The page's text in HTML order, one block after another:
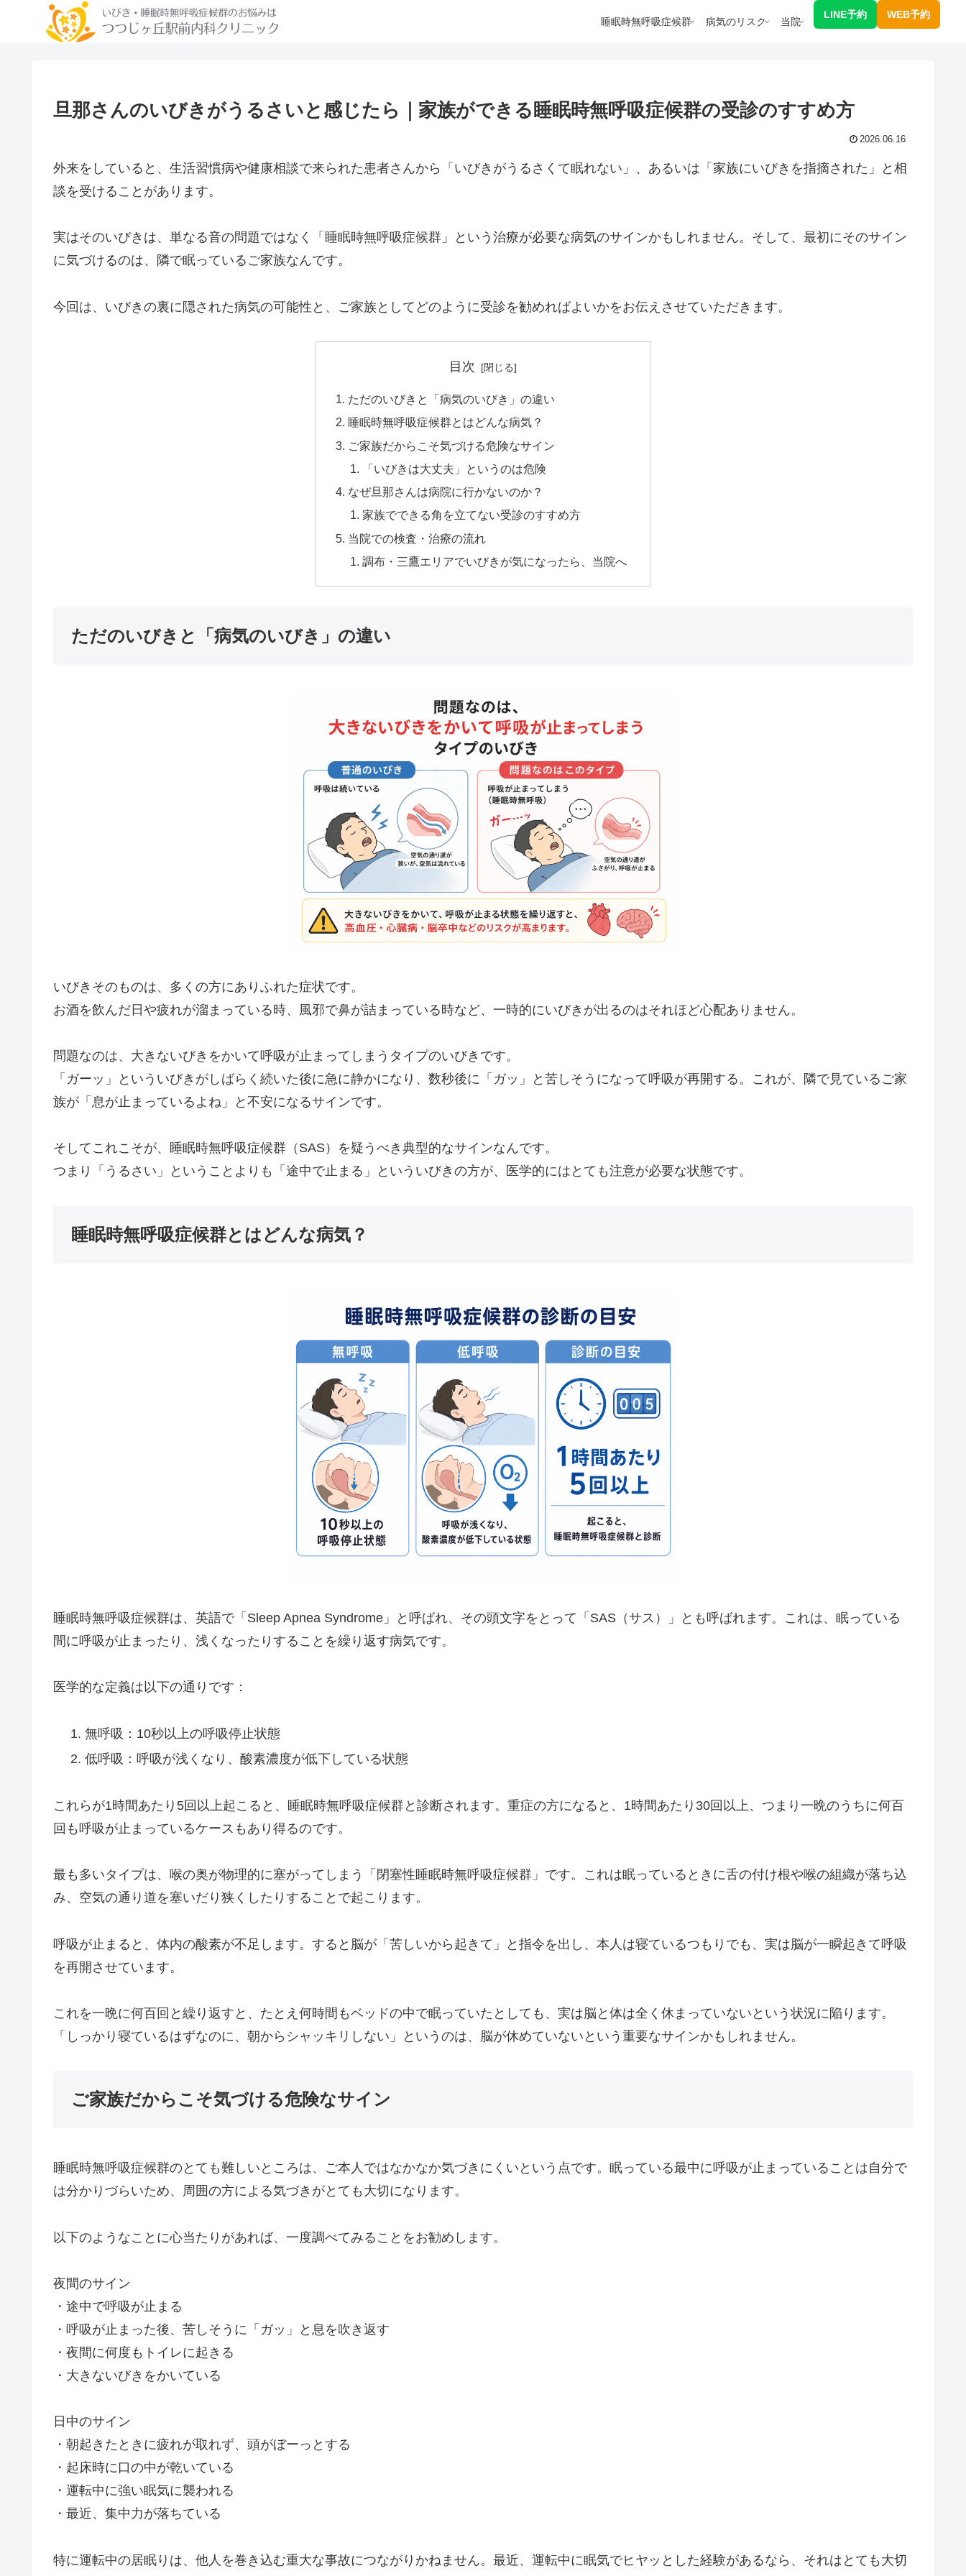
睡眠時無呼吸症候群 病気のリスク 当院
LINE予約 WEB予約
旦那さんのいびきがうるさいと感じたら｜家族ができる睡眠時無呼吸症候群の受診のすすめ方
2026.06.16
外来をしていると、生活習慣病や健康相談で来られた患者さんから「いびきがうるさくて眠れない」、あるいは「家族にいびきを指摘された」と相
談を受けることがあります。
実はそのいびきは、単なる音の問題ではなく「睡眠時無呼吸症候群」という治療が必要な病気のサインかもしれません。そして、最初にそのサイン
に気づけるのは、隣で眠っているご家族なんです。
今回は、いびきの裏に隠された病気の可能性と、ご家族としてどのように受診を勧めればよいかをお伝えさせていただきます。
目次
ただのいびきと「病気のいびき」の違い
睡眠時無呼吸症候群とはどんな病気？
ご家族だからこそ気づける危険なサイン
「いびきは大丈夫」というのは危険
なぜ旦那さんは病院に行かないのか？
家族でできる角を立てない受診のすすめ方
当院での検査・治療の流れ
調布・三鷹エリアでいびきが気になったら、当院へ
ただのいびきと「病気のいびき」の違い
いびきそのものは、多くの方にありふれた症状です。
お酒を飲んだ日や疲れが溜まっている時、風邪で鼻が詰まっている時など、一時的にいびきが出るのはそれほど心配ありません。
問題なのは、大きないびきをかいて呼吸が止まってしまうタイプのいびきです。
「ガーッ」といういびきがしばらく続いた後に急に静かになり、数秒後に「ガッ」と苦しそうになって呼吸が再開する。これが、隣で見ているご家
族が「息が止まっているよね」と不安になるサインです。
そしてこれこそが、睡眠時無呼吸症候群（SAS）を疑うべき典型的なサインなんです。
つまり「うるさい」ということよりも「途中で止まる」といういびきの方が、医学的にはとても注意が必要な状態です。
睡眠時無呼吸症候群とはどんな病気？
睡眠時無呼吸症候群は、英語で「Sleep Apnea Syndrome」と呼ばれ、その頭文字をとって「SAS（サス）」とも呼ばれます。これは、眠っている
間に呼吸が止まったり、浅くなったりすることを繰り返す病気です。
医学的な定義は以下の通りです：
無呼吸：10秒以上の呼吸停止状態
低呼吸：呼吸が浅くなり、酸素濃度が低下している状態
これらが1時間あたり5回以上起こると、睡眠時無呼吸症候群と診断されます。重症の方になると、1時間あたり30回以上、つまり一晩のうちに何百
回も呼吸が止まっているケースもあり得るのです。
最も多いタイプは、喉の奥が物理的に塞がってしまう「閉塞性睡眠時無呼吸症候群」です。これは眠っているときに舌の付け根や喉の組織が落ち込
み、空気の通り道を塞いだり狭くしたりすることで起こります。
呼吸が止まると、体内の酸素が不足します。すると脳が「苦しいから起きて」と指令を出し、本人は寝ているつもりでも、実は脳が一瞬起きて呼吸
を再開させています。
これを一晩に何百回と繰り返すと、たとえ何時間もベッドの中で眠っていたとしても、実は脳と体は全く休まっていないという状況に陥ります。
「しっかり寝ているはずなのに、朝からシャッキリしない」というのは、脳が休めていないという重要なサインかもしれません。
ご家族だからこそ気づける危険なサイン
睡眠時無呼吸症候群のとても難しいところは、ご本人ではなかなか気づきにくいという点です。眠っている最中に呼吸が止まっていることは自分で
は分かりづらいため、周囲の方による気づきがとても大切になります。
以下のようなことに心当たりがあれば、一度調べてみることをお勧めします。
夜間のサイン
・途中で呼吸が止まる
・呼吸が止まった後、苦しそうに「ガッ」と息を吹き返す
・夜間に何度もトイレに起きる
・大きないびきをかいている
日中のサイン
・朝起きたときに疲れが取れず、頭がぼーっとする
・起床時に口の中が乾いている
・運転中に強い眠気に襲われる
・最近、集中力が落ちている
特に運転中の居眠りは、他人を巻き込む重大な事故につながりかねません。最近、運転中に眠気でヒヤッとした経験があるなら、それはとても大切